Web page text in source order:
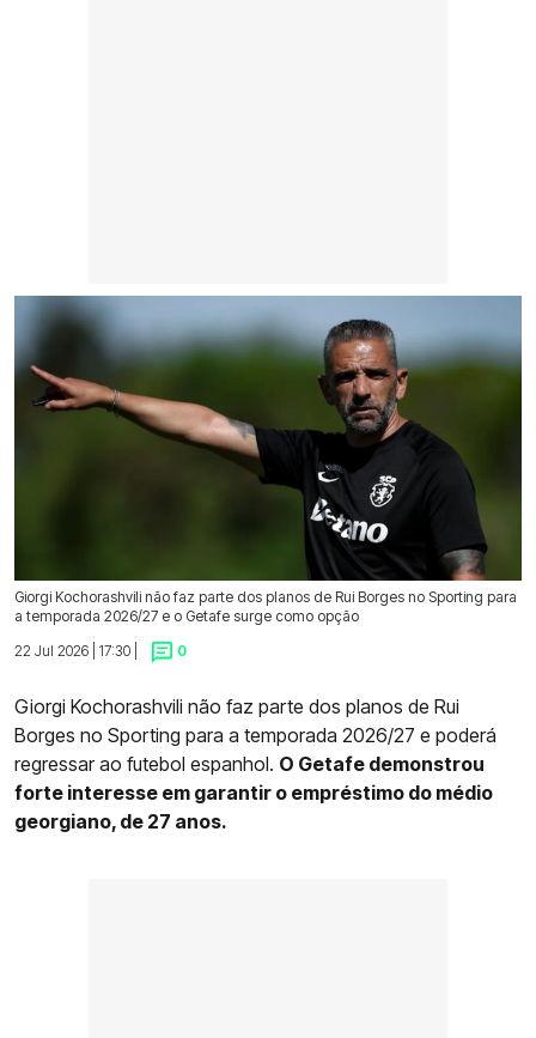
Giorgi Kochorashvili não faz parte dos planos de Rui Borges no Sporting para
a temporada 2026/27 e o Getafe surge como opção
22 Jul 2026 | 17:30 |
0
Giorgi Kochorashvili não faz parte dos planos de Rui
Borges no Sporting para a temporada 2026/27 e poderá
regressar ao futebol espanhol. O Getafe demonstrou
forte interesse em garantir o empréstimo do médio
georgiano, de 27 anos.